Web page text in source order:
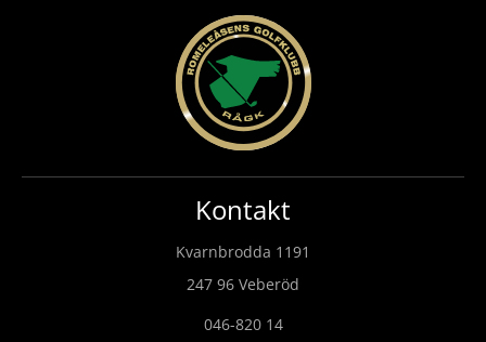
Kontakt
Kvarnbrodda 1191
247 96 Veberöd
046-820 14